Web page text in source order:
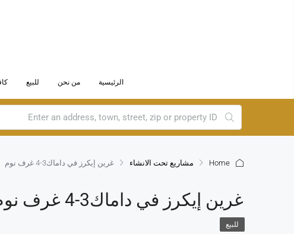
الرئيسية من نحن للبيع
Home مشاريع تحت الانشاء غرين إيكرز في داماك3-4 غرف نوم
غرين إيكرز في داماك3-4 غرف نوم
للبيع